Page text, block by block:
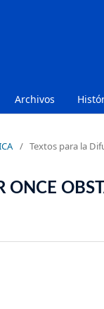
Archivos
/ Textos para la
ONCE